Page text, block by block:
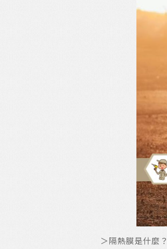
＞隔熱膜是什麼？